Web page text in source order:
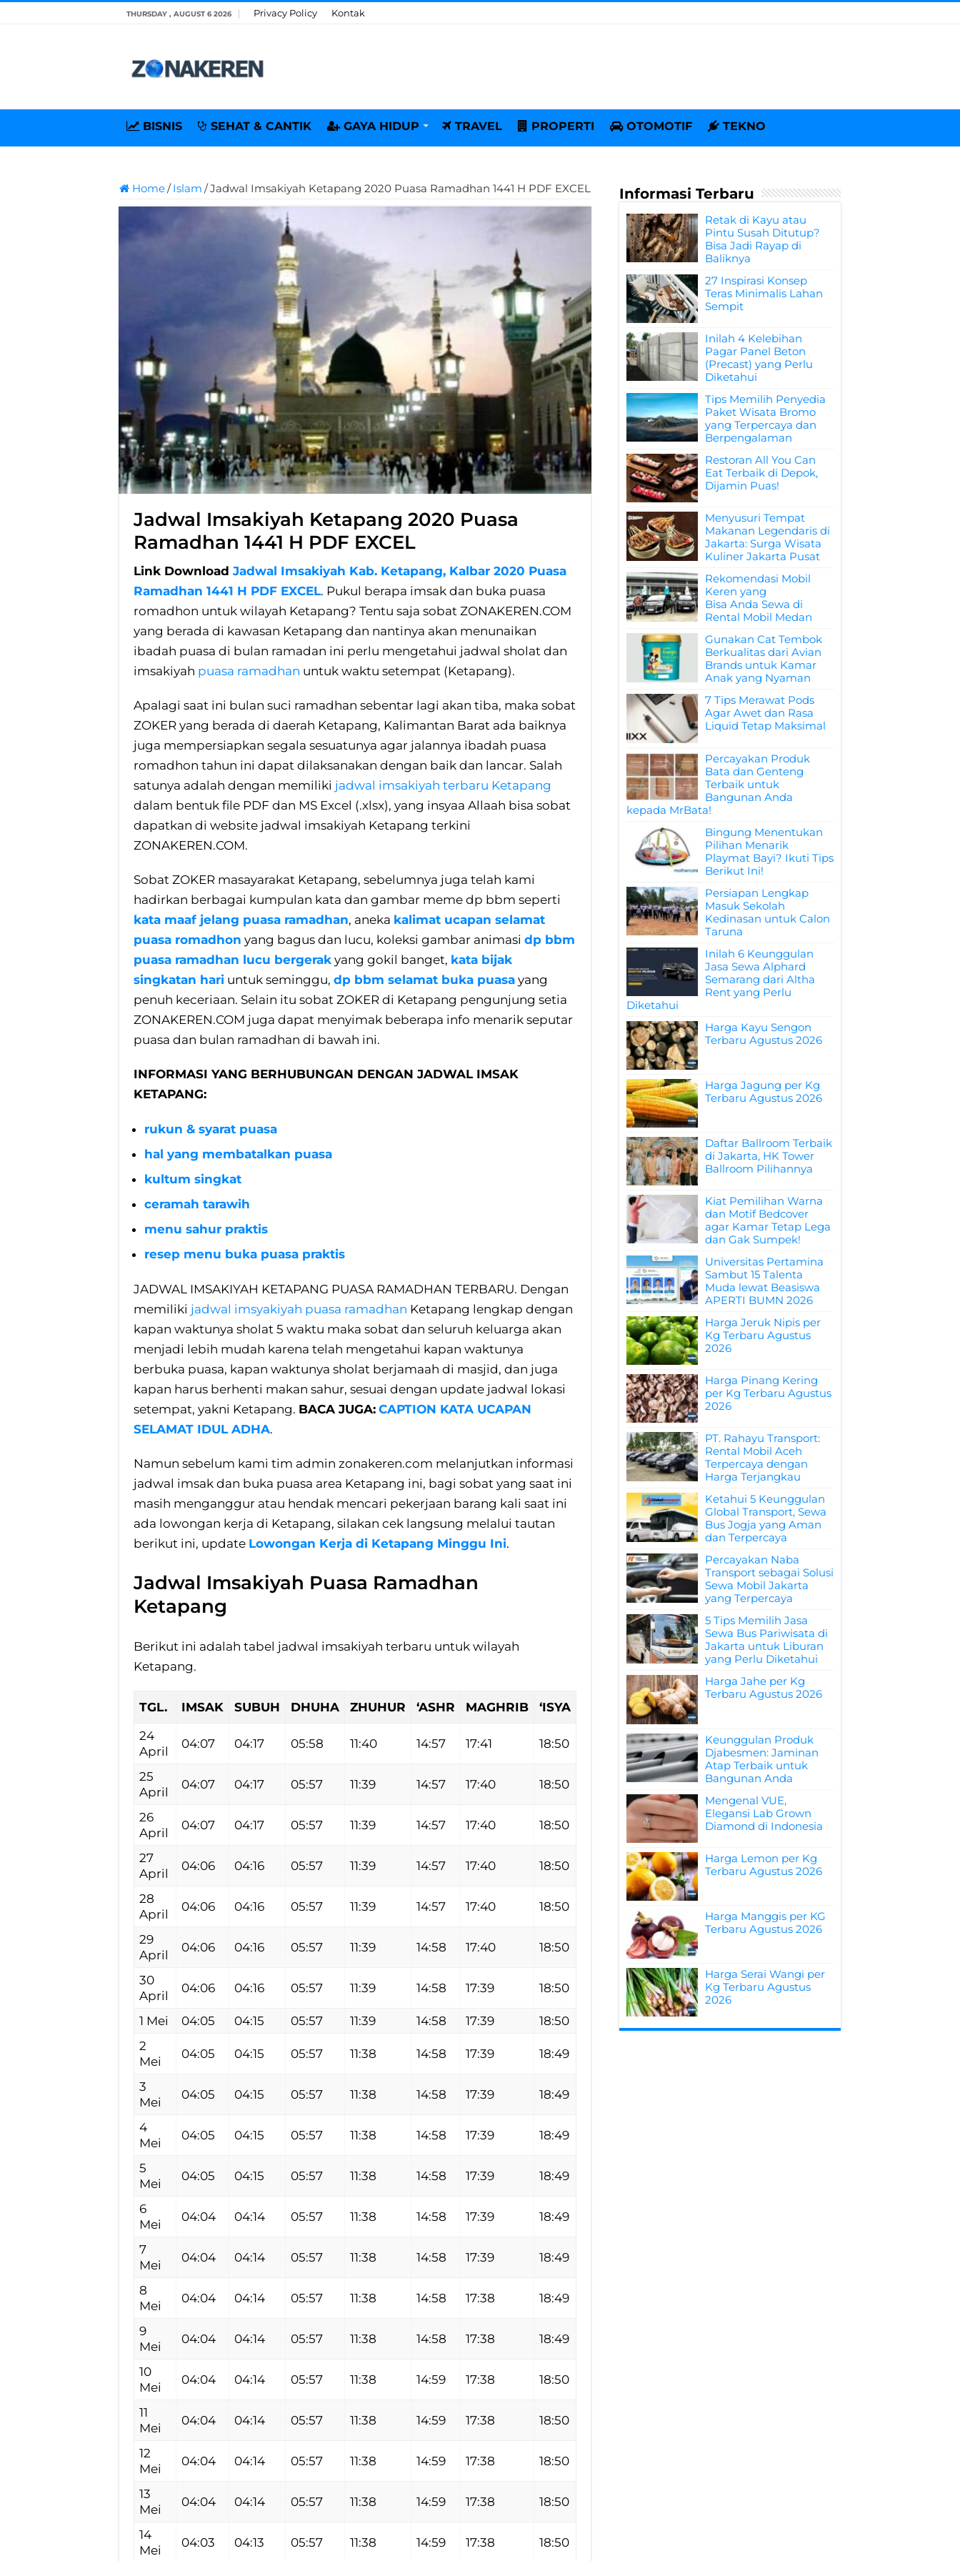
THURSDAY , AUGUST 6 2026 Privacy Policy Kontak
BISNIS SEHAT & CANTIK GAYA HIDUP TRAVEL PROPERTI OTOMOTIF TEKNO
Home/ Islam /Jadwal Imsakiyah Ketapang 2020 Puasa Ramadhan 1441 H PDF EXCEL
Jadwal Imsakiyah Ketapang 2020 Puasa
Ramadhan 1441 H PDF EXCEL
Link Download Jadwal Imsakiyah Kab. Ketapang, Kalbar 2020 Puasa
Ramadhan 1441 H PDF EXCEL. Pukul berapa imsak dan buka puasa
romadhon untuk wilayah Ketapang? Tentu saja sobat ZONAKEREN.COM
yang berada di kawasan Ketapang dan nantinya akan menunaikan
ibadah puasa di bulan ramadan ini perlu mengetahui jadwal sholat dan
imsakiyah puasa ramadhan untuk waktu setempat (Ketapang).
Apalagi saat ini bulan suci ramadhan sebentar lagi akan tiba, maka sobat
ZOKER yang berada di daerah Ketapang, Kalimantan Barat ada baiknya
juga mempersiapkan segala sesuatunya agar jalannya ibadah puasa
romadhon tahun ini dapat dilaksanakan dengan baik dan lancar. Salah
satunya adalah dengan memiliki jadwal imsakiyah terbaru Ketapang
dalam bentuk file PDF dan MS Excel (.xlsx), yang insyaa Allaah bisa sobat
dapatkan di website jadwal imsakiyah Ketapang terkini
ZONAKEREN.COM.
Sobat ZOKER masayarakat Ketapang, sebelumnya juga telah kami
hadirkan berbagai kumpulan kata dan gambar meme dp bbm seperti
kata maaf jelang puasa ramadhan, aneka kalimat ucapan selamat
puasa romadhon yang bagus dan lucu, koleksi gambar animasi dp bbm
puasa ramadhan lucu bergerak yang gokil banget, kata bijak
singkatan hari untuk seminggu, dp bbm selamat buka puasa yang
penuh keceriaan. Selain itu sobat ZOKER di Ketapang pengunjung setia
ZONAKEREN.COM juga dapat menyimak beberapa info menarik seputar
puasa dan bulan ramadhan di bawah ini.
INFORMASI YANG BERHUBUNGAN DENGAN JADWAL IMSAK
KETAPANG:
rukun & syarat puasa
hal yang membatalkan puasa
kultum singkat
ceramah tarawih
menu sahur praktis
resep menu buka puasa praktis
JADWAL IMSAKIYAH KETAPANG PUASA RAMADHAN TERBARU. Dengan
memiliki jadwal imsyakiyah puasa ramadhan Ketapang lengkap dengan
kapan waktunya sholat 5 waktu maka sobat dan seluruh keluarga akan
menjadi lebih mudah karena telah mengetahui kapan waktunya
berbuka puasa, kapan waktunya sholat berjamaah di masjid, dan juga
kapan harus berhenti makan sahur, sesuai dengan update jadwal lokasi
setempat, yakni Ketapang. BACA JUGA: CAPTION KATA UCAPAN
SELAMAT IDUL ADHA.
Namun sebelum kami tim admin zonakeren.com melanjutkan informasi
jadwal imsak dan buka puasa area Ketapang ini, bagi sobat yang saat ini
masih menganggur atau hendak mencari pekerjaan barang kali saat ini
ada lowongan kerja di Ketapang, silakan cek langsung melalui tautan
berikut ini, update Lowongan Kerja di Ketapang Minggu Ini.
Jadwal Imsakiyah Puasa Ramadhan
Ketapang
Berikut ini adalah tabel jadwal imsakiyah terbaru untuk wilayah
Ketapang.
TGL. IMSAK SUBUH DHUHA ZHUHUR ‘ASHR MAGHRIB
‘ISYA
24
April
04:07 04:17 05:58 11:40 14:57 17:41 18:50
25
April
04:07 04:17 05:57 11:39 14:57 17:40 18:50
26
April
04:07 04:17 05:57 11:39 14:57 17:40 18:50
27
April
04:06 04:16 05:57 11:39 14:57 17:40 18:50
28
April
04:06 04:16 05:57 11:39 14:57 17:40 18:50
29
April
04:06 04:16 05:57 11:39 14:58 17:40 18:50
30
April
04:06 04:16 05:57 11:39 14:58 17:39 18:50
1 Mei 04:05 04:15 05:57 11:39 14:58 17:39
18:50
2
Mei
04:05 04:15 05:57 11:38 14:58 17:39 18:49
3
Mei
04:05 04:15 05:57 11:38 14:58 17:39 18:49
4
Mei
04:05 04:15 05:57 11:38 14:58 17:39 18:49
5
Mei
04:05 04:15 05:57 11:38 14:58 17:39 18:49
6
Mei
04:04 04:14 05:57 11:38 14:58 17:39 18:49
7
Mei
04:04 04:14 05:57 11:38 14:58 17:39 18:49
8
Mei
04:04 04:14 05:57 11:38 14:58 17:38 18:49
9
Mei
04:04 04:14 05:57 11:38 14:58 17:38 18:49
10
Mei
04:04 04:14 05:57 11:38 14:59 17:38 18:50
11
Mei
04:04 04:14 05:57 11:38 14:59 17:38 18:50
12
Mei
04:04 04:14 05:57 11:38 14:59 17:38 18:50
13
Mei
04:04 04:14 05:57 11:38 14:59 17:38 18:50
14
Mei
04:03 04:13 05:57 11:38 14:59 17:38 18:50
Informasi Terbaru
Retak di Kayu atau
Pintu Susah Ditutup?
Bisa Jadi Rayap di
Baliknya
27 Inspirasi Konsep
Teras Minimalis Lahan
Sempit
Inilah 4 Kelebihan
Pagar Panel Beton
(Precast) yang Perlu
Diketahui
Tips Memilih Penyedia
Paket Wisata Bromo
yang Terpercaya dan
Berpengalaman
Restoran All You Can
Eat Terbaik di Depok,
Dijamin Puas!
Menyusuri Tempat
Makanan Legendaris di
Jakarta: Surga Wisata
Kuliner Jakarta Pusat
Rekomendasi Mobil
Keren yang
Bisa Anda Sewa di
Rental Mobil Medan
Gunakan Cat Tembok
Berkualitas dari Avian
Brands untuk Kamar
Anak yang Nyaman
7 Tips Merawat Pods
Agar Awet dan Rasa
Liquid Tetap Maksimal
Percayakan Produk
Bata dan Genteng
Terbaik untuk
Bangunan Anda
kepada MrBata!
Bingung Menentukan
Pilihan Menarik
Playmat Bayi? Ikuti Tips
Berikut Ini!
Persiapan Lengkap
Masuk Sekolah
Kedinasan untuk Calon
Taruna
Inilah 6 Keunggulan
Jasa Sewa Alphard
Semarang dari Altha
Rent yang Perlu
Diketahui
Harga Kayu Sengon
Terbaru Agustus 2026
Harga Jagung per Kg
Terbaru Agustus 2026
Daftar Ballroom Terbaik
di Jakarta, HK Tower
Ballroom Pilihannya
Kiat Pemilihan Warna
dan Motif Bedcover
agar Kamar Tetap Lega
dan Gak Sumpek!
Universitas Pertamina
Sambut 15 Talenta
Muda lewat Beasiswa
APERTI BUMN 2026
Harga Jeruk Nipis per
Kg Terbaru Agustus
2026
Harga Pinang Kering
per Kg Terbaru Agustus
2026
PT. Rahayu Transport:
Rental Mobil Aceh
Terpercaya dengan
Harga Terjangkau
Ketahui 5 Keunggulan
Global Transport, Sewa
Bus Jogja yang Aman
dan Terpercaya
Percayakan Naba
Transport sebagai Solusi
Sewa Mobil Jakarta
yang Terpercaya
5 Tips Memilih Jasa
Sewa Bus Pariwisata di
Jakarta untuk Liburan
yang Perlu Diketahui
Harga Jahe per Kg
Terbaru Agustus 2026
Keunggulan Produk
Djabesmen: Jaminan
Atap Terbaik untuk
Bangunan Anda
Mengenal VUE,
Elegansi Lab Grown
Diamond di Indonesia
Harga Lemon per Kg
Terbaru Agustus 2026
Harga Manggis per KG
Terbaru Agustus 2026
Harga Serai Wangi per
Kg Terbaru Agustus
2026